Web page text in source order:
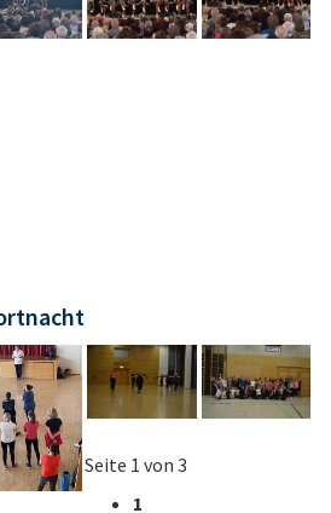
Seite 1 von 3
1